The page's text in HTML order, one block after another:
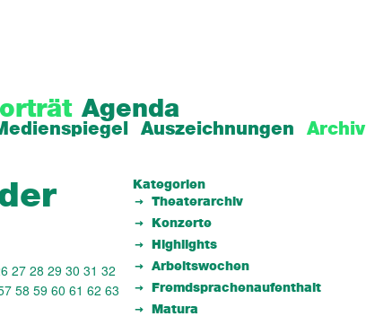
Auszeichnungen Archiv
Agenda
27 28 29 30 31 32
58 59 60 61 62 63
Kategorien
Theaterarchiv
Konzerte
Highlights
Arbeitswochen
Fremdsprachenaufenthalt
Matura